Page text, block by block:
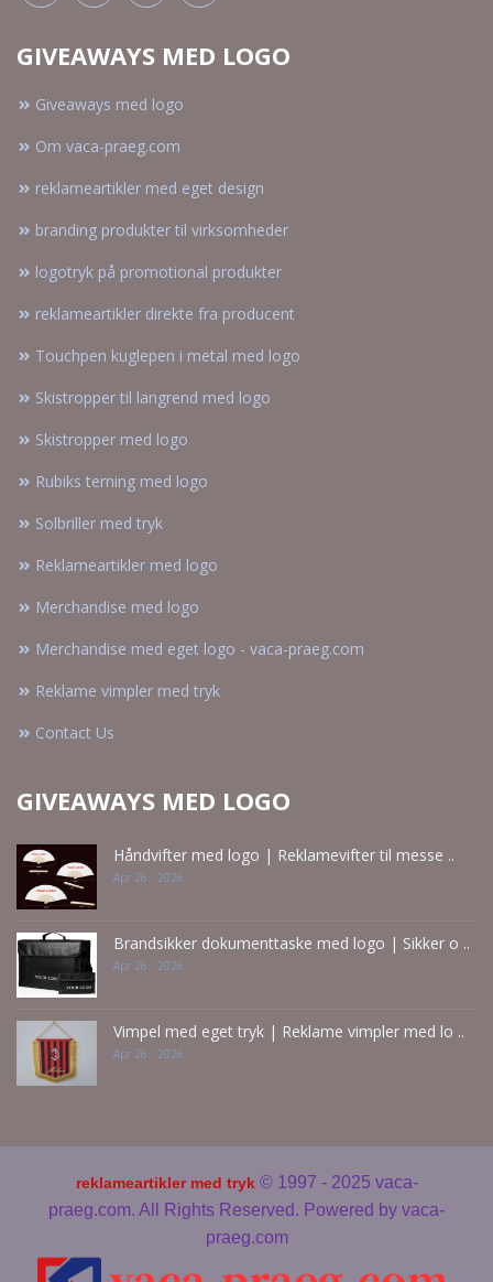
GIVEAWAYS MED LOGO
Giveaways med logo
Om vaca-praeg.com
reklameartikler med eget design
branding produkter til virksomheder
logotryk på promotional produkter
reklameartikler direkte fra producent
Touchpen kuglepen i metal med logo
Skistropper til langrend med logo
Skistropper med logo
Rubiks terning med logo
Solbriller med tryk
Reklameartikler med logo
Merchandise med logo
Merchandise med eget logo - vaca-praeg.com
Reklame vimpler med tryk
Contact Us
GIVEAWAYS MED LOGO
Håndvifter med logo | Reklamevifter til messe ..
Apr 26 - 2026
Brandsikker dokumenttaske med logo | Sikker o ..
Apr 26 - 2026
Vimpel med eget tryk | Reklame vimpler med lo ..
Apr 26 - 2026
reklameartikler med tryk © 1997 - 2025 vaca-
praeg.com. All Rights Reserved. Powered by vaca-
praeg.com